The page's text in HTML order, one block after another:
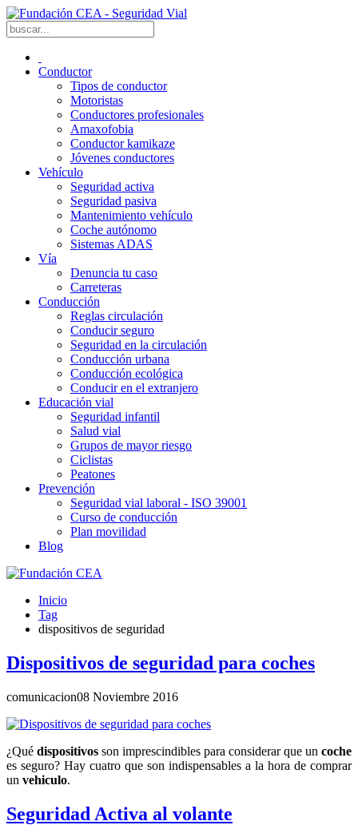
Conductor
Tipos de conductor
Motoristas
Conductores profesionales
Amaxofobia
Conductor kamikaze
Jóvenes conductores
Vehículo
Seguridad activa
Seguridad pasiva
Mantenimiento vehículo
Coche autónomo
Sistemas ADAS
Vía
Denuncia tu caso
Carreteras
Conducción
Reglas circulación
Conducir seguro
Seguridad en la circulación
Conducción urbana
Conducción ecológica
Conducir en el extranjero
Educación vial
Seguridad infantil
Salud vial
Grupos de mayor riesgo
Ciclistas
Peatones
Prevención
Seguridad vial laboral - ISO 39001
Curso de conducción
Plan movilidad
Blog
Inicio
Tag
dispositivos de seguridad
Dispositivos de seguridad para coches
comunicacion08 Noviembre 2016
¿Qué dispositivos son imprescindibles para considerar que un coche
es seguro? Hay cuatro que son indispensables a la hora de comprar
un vehiculo.
Seguridad Activa al volante